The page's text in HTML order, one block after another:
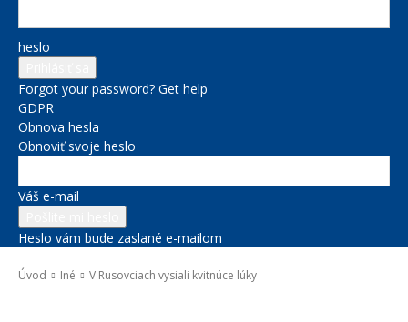
heslo
Forgot your password? Get help
GDPR
Obnova hesla
Obnoviť svoje heslo
Váš e-mail
Heslo vám bude zaslané e-mailom
Úvod Iné V Rusovciach vysiali kvitnúce lúky